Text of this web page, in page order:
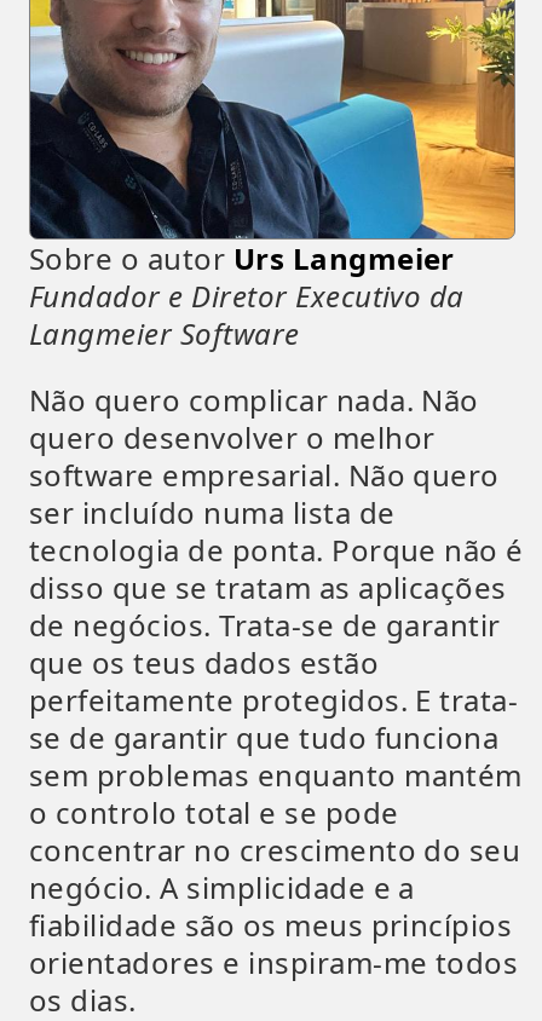
Sobre o autor Urs Langmeier
Fundador e Diretor Executivo da
Langmeier Software
Não quero complicar nada. Não
quero desenvolver o melhor
software empresarial. Não quero
ser incluído numa lista de
tecnologia de ponta. Porque não é
disso que se tratam as aplicações
de negócios. Trata-se de garantir
que os teus dados estão
perfeitamente protegidos. E trata-
se de garantir que tudo funciona
sem problemas enquanto mantém
o controlo total e se pode
concentrar no crescimento do seu
negócio. A simplicidade e a
fiabilidade são os meus princípios
orientadores e inspiram-me todos
os dias.